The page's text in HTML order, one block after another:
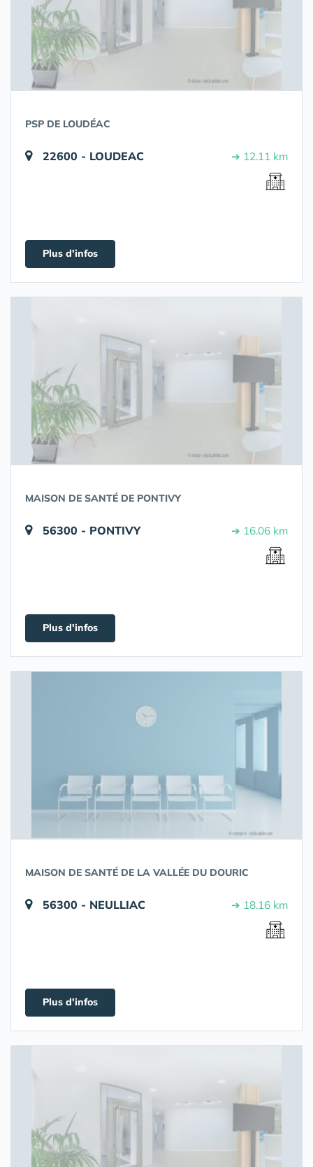
PSP DE LOUDÉAC
22600 - LOUDEAC ➔ 12.11 km
Plus d'infos
MAISON DE SANTÉ DE PONTIVY
56300 - PONTIVY ➔ 16.06 km
Plus d'infos
MAISON DE SANTÉ DE LA VALLÉE DU DOURIC
56300 - NEULLIAC ➔ 18.16 km
Plus d'infos